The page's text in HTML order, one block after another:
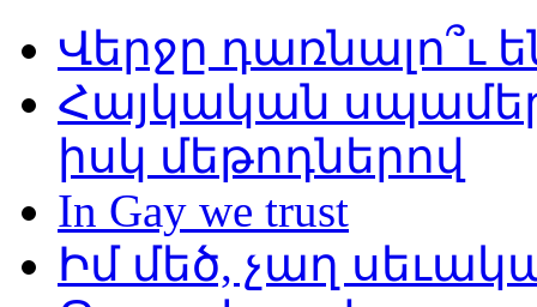
Վերջը դառնալո՞ւ
Հայկական
իսկ մեթոդներով
In Gay we trust
Իմ մեծ, չաղ